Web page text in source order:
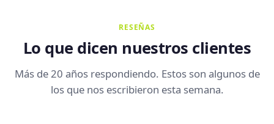
RESEÑAS
Lo que dicen nuestros clientes
Más de 20 años respondiendo. Estos son algunos de
los que nos escribieron esta semana.